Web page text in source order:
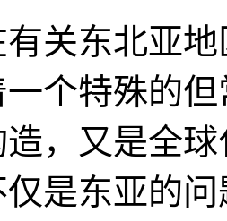
有关东北亚
个特殊的
，又是全
是东亚的